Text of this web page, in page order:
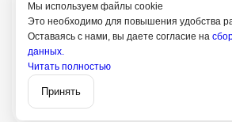
Мы используем файлы cookie
Это необходимо для повышения удобства
Оставаясь с нами, вы даете согласие на
данных.
Читать полностью
Принять
Политика
Согласие на обработку
+7 (958) 795-61-54
Путилково